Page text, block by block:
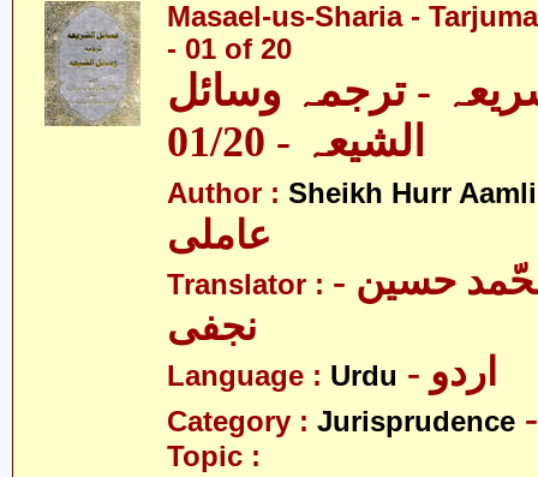
Masael-us-Sharia -
- 01 of 20
- ترجمہ وسائل
الشیعہ - 01/20
Author : Sheikh Hurr Aamli
عاملی
Translator : - آیت اللہ محّمد حسین
نجفی
Language : Urdu - اردو
Category : Jurisprudence
Topic :